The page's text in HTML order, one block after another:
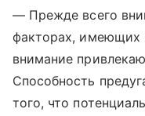
— Прежде всего
факторах, имеющих
внимание
Способность
того, что